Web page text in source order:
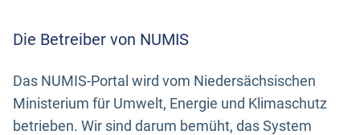
Die Betreiber von NUMIS
Das NUMIS-Portal wird vom Niedersächsischen
Ministerium für Umwelt, Energie und Klimaschutz
betrieben. Wir sind darum bemüht, das System